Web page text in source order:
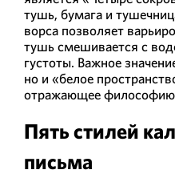
тушь, бумага и
ворса позволяет
тушь смешивается с
густоты. Важное
но и «белое
отражающее философию
Пять стилей
письма